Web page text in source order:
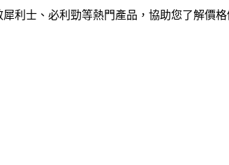
利士、必利勁等熱門產品，協助您了解價